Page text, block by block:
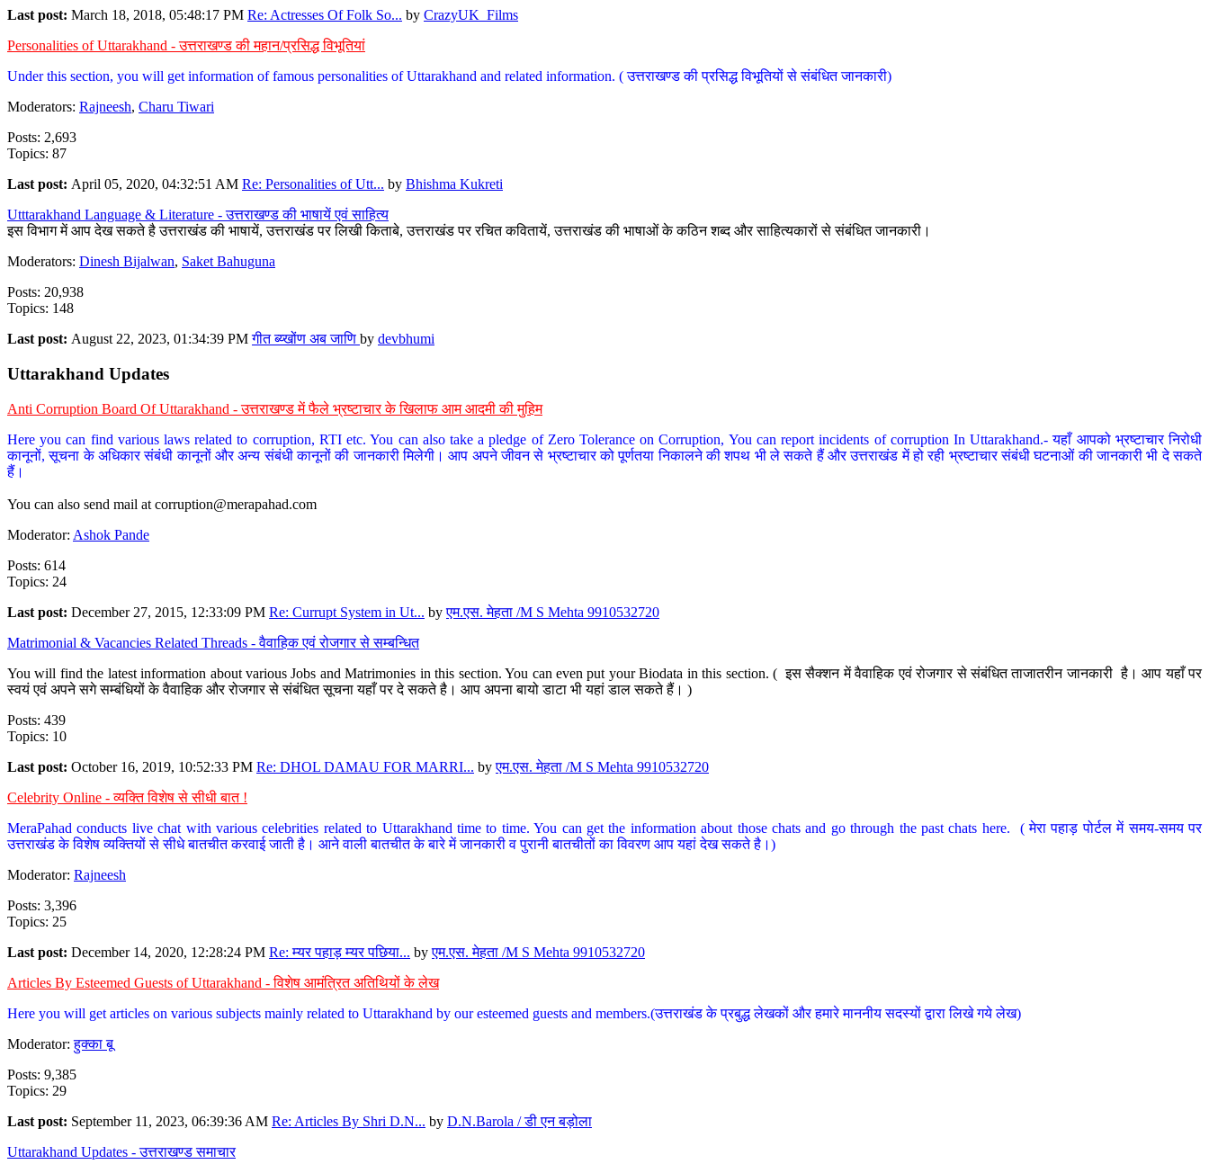
Last post: March 18, 2018, 05:48:17 PM Re: Actresses Of Folk So... by CrazyUK_Films
Personalities of Uttarakhand - उत्तराखण्ड की महान/प्रसिद्ध विभूतियां
Under this section, you will get information of famous personalities of Uttarakhand and related information. ( उत्तराखण्ड की प्रसिद्ध विभूतियों से संबंधित जानकारी)
Moderators: Rajneesh, Charu Tiwari
Posts: 2,693
Topics: 87
Last post: April 05, 2020, 04:32:51 AM Re: Personalities of Utt... by Bhishma Kukreti
Utttarakhand Language & Literature - उत्तराखण्ड की भाषायें एवं साहित्य
इस विभाग में आप देख सकते है उत्तराखंड की भाषायें, उत्तराखंड पर लिखी किताबे, उत्तराखंड पर रचित कवितायें, उत्तराखंड की भाषाओं के कठिन शब्द और साहित्यकारों से संबंधित जानकारी।
Moderators: Dinesh Bijalwan, Saket Bahuguna
Posts: 20,938
Topics: 148
Last post: August 22, 2023, 01:34:39 PMगीत ब्य्खोंण अब जाणि by devbhumi
Uttarakhand Updates
Anti Corruption Board Of Uttarakhand - उत्तराखण्ड में फैले भ्रष्टाचार के खिलाफ आम आदमी की मुहिम
Here you can find various laws related to corruption, RTI etc. You can also take a pledge of Zero Tolerance on Corruption, You can report incidents of corruption In Uttarakhand.- यहाँ आपको भ्रष्टाचार निरोधी
कानूनों, सूचना के अधिकार संबंधी कानूनों और अन्य संबंधी कानूनों की जानकारी मिलेगी। आप अपने जीवन से भ्रष्टाचार को पूर्णतया निकालने की शपथ भी ले सकते हैं और उत्तराखंड में हो रही भ्रष्टाचार संबंधी घटनाओं की जानकारी भी दे सकते
हैं।
You can also send mail at corruption@merapahad.com
Moderator: Ashok Pande
Posts: 614
Topics: 24
Last post: December 27, 2015, 12:33:09 PM Re: Currupt System in Ut... byएम.एस. मेहता /M S Mehta 9910532720
Matrimonial & Vacancies Related Threads - वैवाहिक एवं रोजगार से सम्बन्धित
You will find the latest information about various Jobs and Matrimonies in this section. You can even put your Biodata in this section. ( इस सैक्शन में वैवाहिक एवं रोजगार से संबंधित ताजातरीन जानकारी है। आप यहाँ पर
स्वयं एवं अपने सगे सम्बंधियों के वैवाहिक और रोजगार से संबंधित सूचना यहाँ पर दे सकते है। आप अपना बायो डाटा भी यहां डाल सकते हैं। )
Posts: 439
Topics: 10
Last post: October 16, 2019, 10:52:33 PM Re: DHOL DAMAU FOR MARRI... byएम.एस. मेहता /M S Mehta 9910532720
Celebrity Online - व्यक्ति विशेष से सीधी बात !
MeraPahad conducts live chat with various celebrities related to Uttarakhand time to time. You can get the information about those chats and go through the past chats here. ( मेरा पहाड़ पोर्टल में समय-समय पर
उत्तराखंड के विशेष व्यक्तियों से सीधे बातचीत करवाई जाती है। आने वाली बातचीत के बारे में जानकारी व पुरानी बातचीतों का विवरण आप यहां देख सकते है।)
Moderator: Rajneesh
Posts: 3,396
Topics: 25
Last post: December 14, 2020, 12:28:24 PM Re: म्यर पहाड़ म्यर पछिया... byएम.एस. मेहता /M S Mehta 9910532720
Articles By Esteemed Guests of Uttarakhand - विशेष आमंत्रित अतिथियों के लेख
Here you will get articles on various subjects mainly related to Uttarakhand by our esteemed guests and members.(उत्तराखंड के प्रबुद्ध लेखकों और हमारे माननीय सदस्यों द्वारा लिखे गये लेख)
Moderator:हुक्का बू
Posts: 9,385
Topics: 29
Last post: September 11, 2023, 06:39:36 AM Re: Articles By Shri D.N... by D.N.Barola / डी एन बड़ोला
Uttarakhand Updates - उत्तराखण्ड समाचार